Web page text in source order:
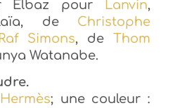
Elbaz pour
Lanvin,
de Christophe
Raf Simons, deThom
Watanabe.
Hermès; une couleur :